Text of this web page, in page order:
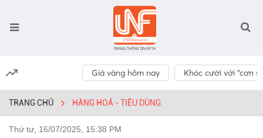
Giá vàng hôm nay Khóc cười với “cơn
TRANG CHỦ HÀNG HOÁ - TIÊU DÙNG
Thứ tư, 16/07/2025, 15:38 PM